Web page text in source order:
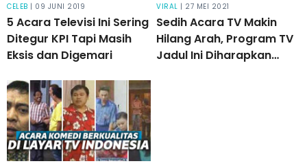
CELEB | 09 JUNI 2019
5 Acara Televisi Ini Sering
Ditegur KPI Tapi Masih
Eksis dan Digemari
VIRAL | 27 MEI 2021
Sedih Acara TV Makin
Hilang Arah, Program TV
Jadul Ini Diharapkan